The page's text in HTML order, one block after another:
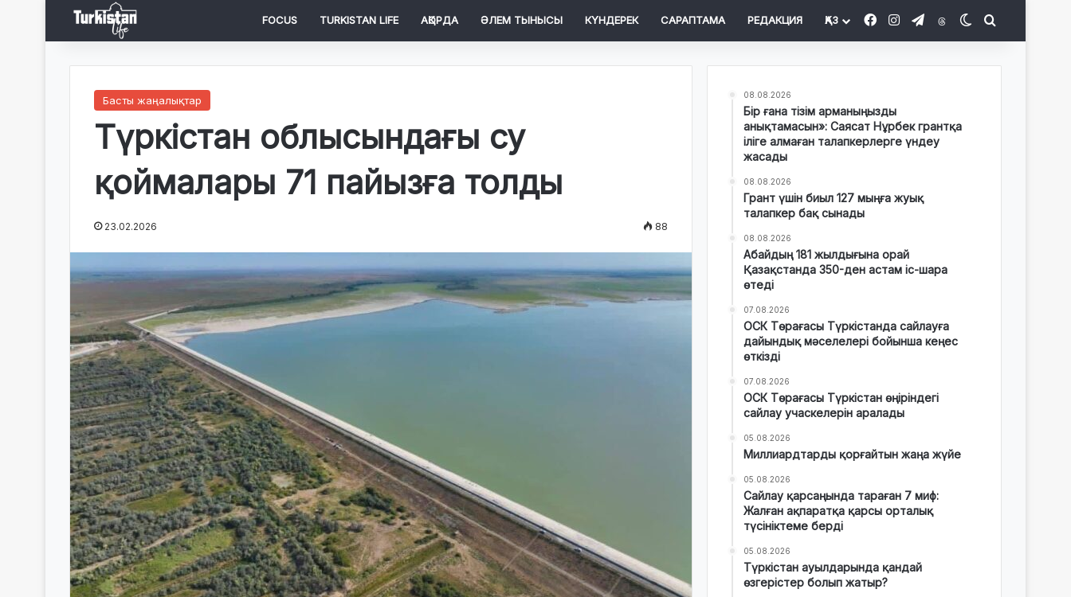
FOCUS TURKISTAN LIFE АҚОРДА ӘЛЕМ ТЫНЫСЫ КҮНДЕРЕК САРАПТАМА РЕДАКЦИЯ ҚАЗ FacebookInstagram
TelegramThreadsSwitch skin
Басты жаңалықтар
Түркістан облысындағы су
қоймалары 71 пайызға толды
23.02.2026 88
08.08.2026
Бір ғана тізім арманыңызды
анықтамасын»: Саясат Нұрбек грантқа
іліге алмаған талапкерлерге үндеу
жасады
08.08.2026
Грант үшін биыл 127 мыңға жуық
талапкер бақ сынады
08.08.2026
Абайдың 181 жылдығына орай
Қазақстанда 350-ден астам іс-шара
өтеді
07.08.2026
ОСК Төрағасы Түркістанда сайлауға
дайындық мәселелері бойынша кеңес
өткізді
07.08.2026
ОСК Төрағасы Түркістан өңіріндегі
сайлау учаскелерін аралады
05.08.2026
Миллиардтарды қорғайтын жаңа жүйе
05.08.2026
Сайлау қарсаңында тараған 7 миф:
Жалған ақпаратқа қарсы орталық
түсініктеме берді
05.08.2026
Түркістан ауылдарында қандай
өзгерістер болып жатыр?